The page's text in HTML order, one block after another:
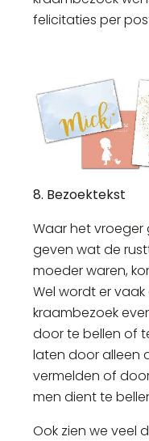
felicitaties per
8. Bezoektekst
Waar het vroeger
geven wat de
moeder waren,
Wel wordt er
kraambezoek
door te bellen of
laten door alleen
vermelden of
men dient te
Ook zien we veel